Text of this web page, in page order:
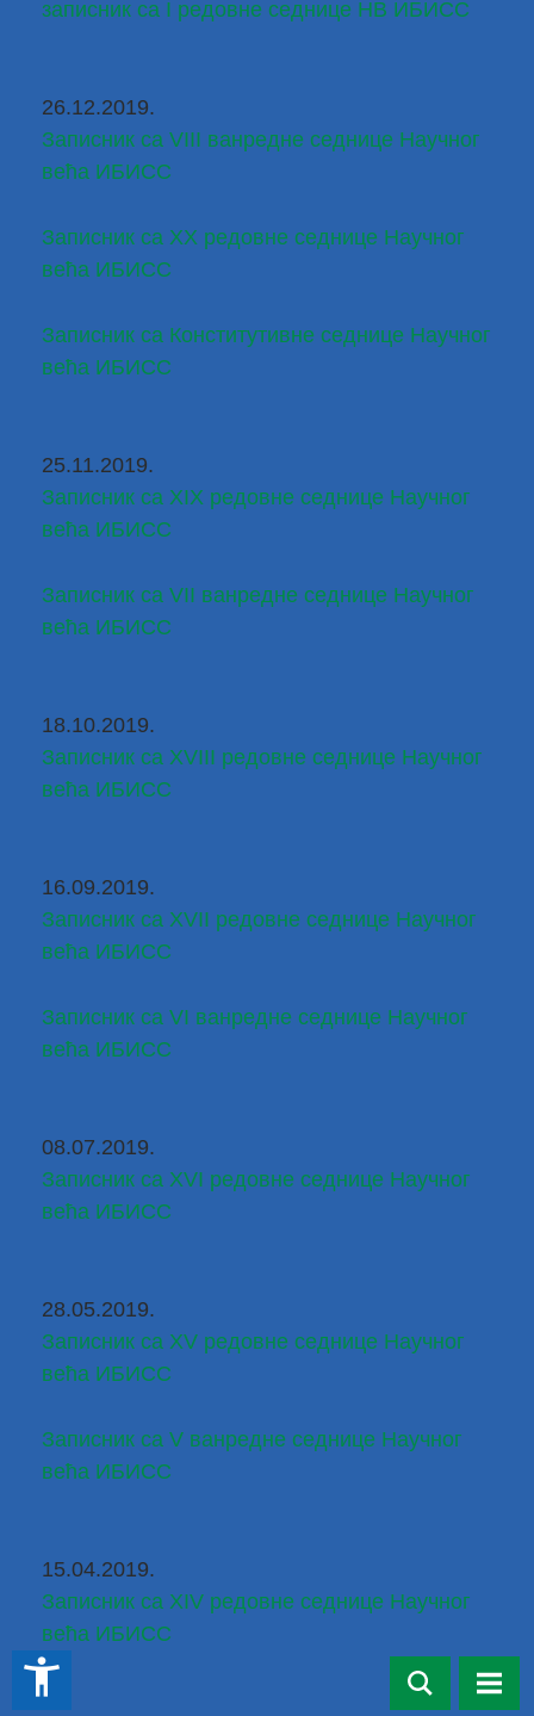
записник са I редовне седнице НВ ИБИСС
26.12.2019.
Записник са VIII ванредне седнице Научног
већа ИБИСС
Записник са XX редовне седнице Научног
већа ИБИСС
Записник са Конститутивне седнице Научног
већа ИБИСС
25.11.2019.
Записник са XIX редовне седнице Научног
већа ИБИСС
Записник са VII ванредне седнице Научног
већа ИБИСС
18.10.2019.
Записник са XVIII редовне седнице Научног
већа ИБИСС
16.09.2019.
Записник са XVII редовне седнице Научног
већа ИБИСС
Записник са VI ванредне седнице Научног
већа ИБИСС
08.07.2019.
Записник са XVI редовне седнице Научног
већа ИБИСС
28.05.2019.
Записник са XV редовне седнице Научног
већа ИБИСС
Записник са V ванредне седнице Научног
већа ИБИСС
15.04.2019.
Записник са XIV редовне седнице Научног
већа ИБИСС
accessibility_new